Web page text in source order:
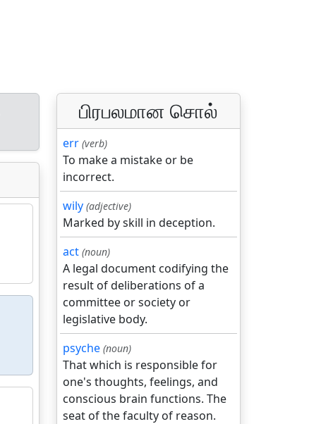
பிரபலமான சொல்
err (verb)
To make a mistake or be
incorrect.
wily (adjective)
Marked by skill in deception.
act (noun)
A legal document codifying the
result of deliberations of a
committee or society or
legislative body.
psyche (noun)
That which is responsible for
one's thoughts, feelings, and
conscious brain functions. The
seat of the faculty of reason.